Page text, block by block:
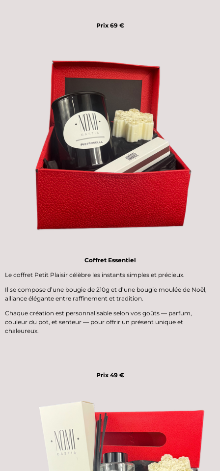
Prix 69 €
Coffret Essentiel
Le coffret Petit Plaisir célèbre les instants simples et précieux.
Il se compose d’une bougie de 210g et d’une bougie moulée de Noël,
alliance élégante entre raffinement et tradition.
Chaque création est personnalisable selon vos goûts — parfum,
couleur du pot, et senteur — pour offrir un présent unique et
chaleureux.
Prix 49 €